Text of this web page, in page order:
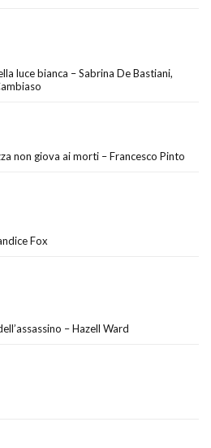
luce bianca – Sabrina De Bastiani,
non giova ai morti – Francesco Pinto
Fox
– Hazell Ward